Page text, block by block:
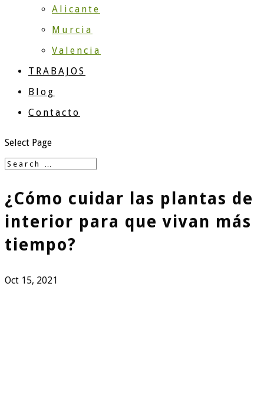
Alicante
Murcia
Valencia
TRABAJOS
Blog
Contacto
Select Page
¿Cómo cuidar las plantas de
interior para que vivan más
tiempo?
Oct 15, 2021